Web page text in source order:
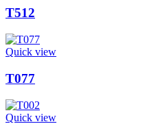
T512
Quick view
T077
Quick view